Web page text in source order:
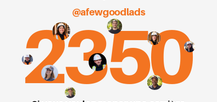
@afewgoodlads
2350